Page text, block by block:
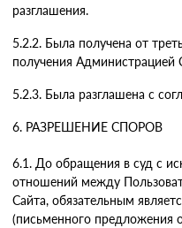
разглашения.
5.2.2. Была получена от
получения Администрацией
5.2.3. Была разглашена с
6. РАЗРЕШЕНИЕ СПОРОВ
6.1. До обращения в суд с
отношений между
Сайта, обязательным
(письменного предложения